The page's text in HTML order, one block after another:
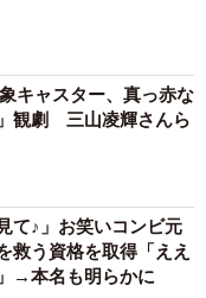
キャスター、真っ赤な
観劇 三山凌輝さんら
て♪」お笑いコンビ元
う資格を取得「ええ
→本名も明らかに